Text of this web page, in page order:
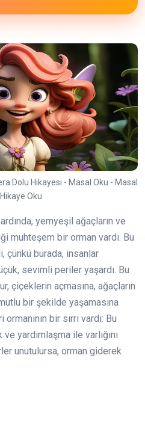
Dolu Hikayesi - Masal Oku - Masal
Oku
yemyeşil ağaçların ve
muhteşem bir orman vardı. Bu
çünkü burada, insanlar
sevimli periler yaşardı. Bu
çiçeklerin açmasına, ağaçların
bir şekilde yaşamasına
bir sırrı vardı: Bu
yardımlaşma ile varlığını
unutulursa, orman giderek